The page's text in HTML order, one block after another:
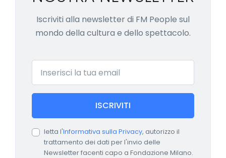
Iscriviti alla newsletter di FM People sul
mondo della cultura e dello spettacolo.
Email
ISCRIVITI
letta l'Informativa sulla Privacy, autorizzo il
trattamento dei dati per l'invio delle
Newsletter facenti capo a Fondazione Milano.